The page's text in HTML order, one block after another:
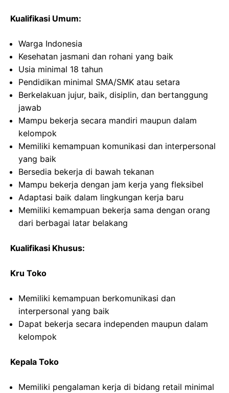
Kualifikasi Umum:
Warga Indonesia
Kesehatan jasmani dan rohani yang baik
Usia minimal 18 tahun
Pendidikan minimal SMA/SMK atau setara
Berkelakuan jujur, baik, disiplin, dan bertanggung
jawab
Mampu bekerja secara mandiri maupun dalam
kelompok
Memiliki kemampuan komunikasi dan interpersonal
yang baik
Bersedia bekerja di bawah tekanan
Mampu bekerja dengan jam kerja yang fleksibel
Adaptasi baik dalam lingkungan kerja baru
Memiliki kemampuan bekerja sama dengan orang
dari berbagai latar belakang
Kualifikasi Khusus:
Kru Toko
Memiliki kemampuan berkomunikasi dan
interpersonal yang baik
Dapat bekerja secara independen maupun dalam
kelompok
Kepala Toko
Memiliki pengalaman kerja di bidang retail minimal